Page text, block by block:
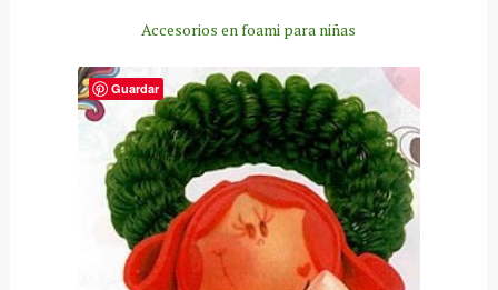
Accesorios en foami para niñas
Guardar